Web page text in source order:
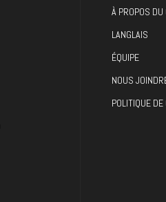
À PROPOS
LANGLAIS
ÉQUIPE
NOUS
POLITIQUE